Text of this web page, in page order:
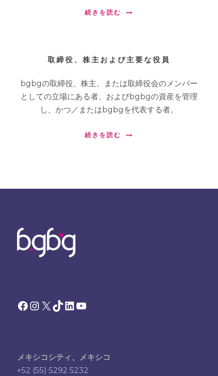
続きを読む
取締役、株主および主要な役員
bgbgの取締役、株主、または取締役会のメンバー
としての立場にある者、およびbgbgの資産を管理
し、かつ／またはbgbgを代表する者。
続きを読む
Facebook Instagram X TikTok LinkedIn YouTube
メキシコシティ、メキシコ
+52 (55) 5292 5232